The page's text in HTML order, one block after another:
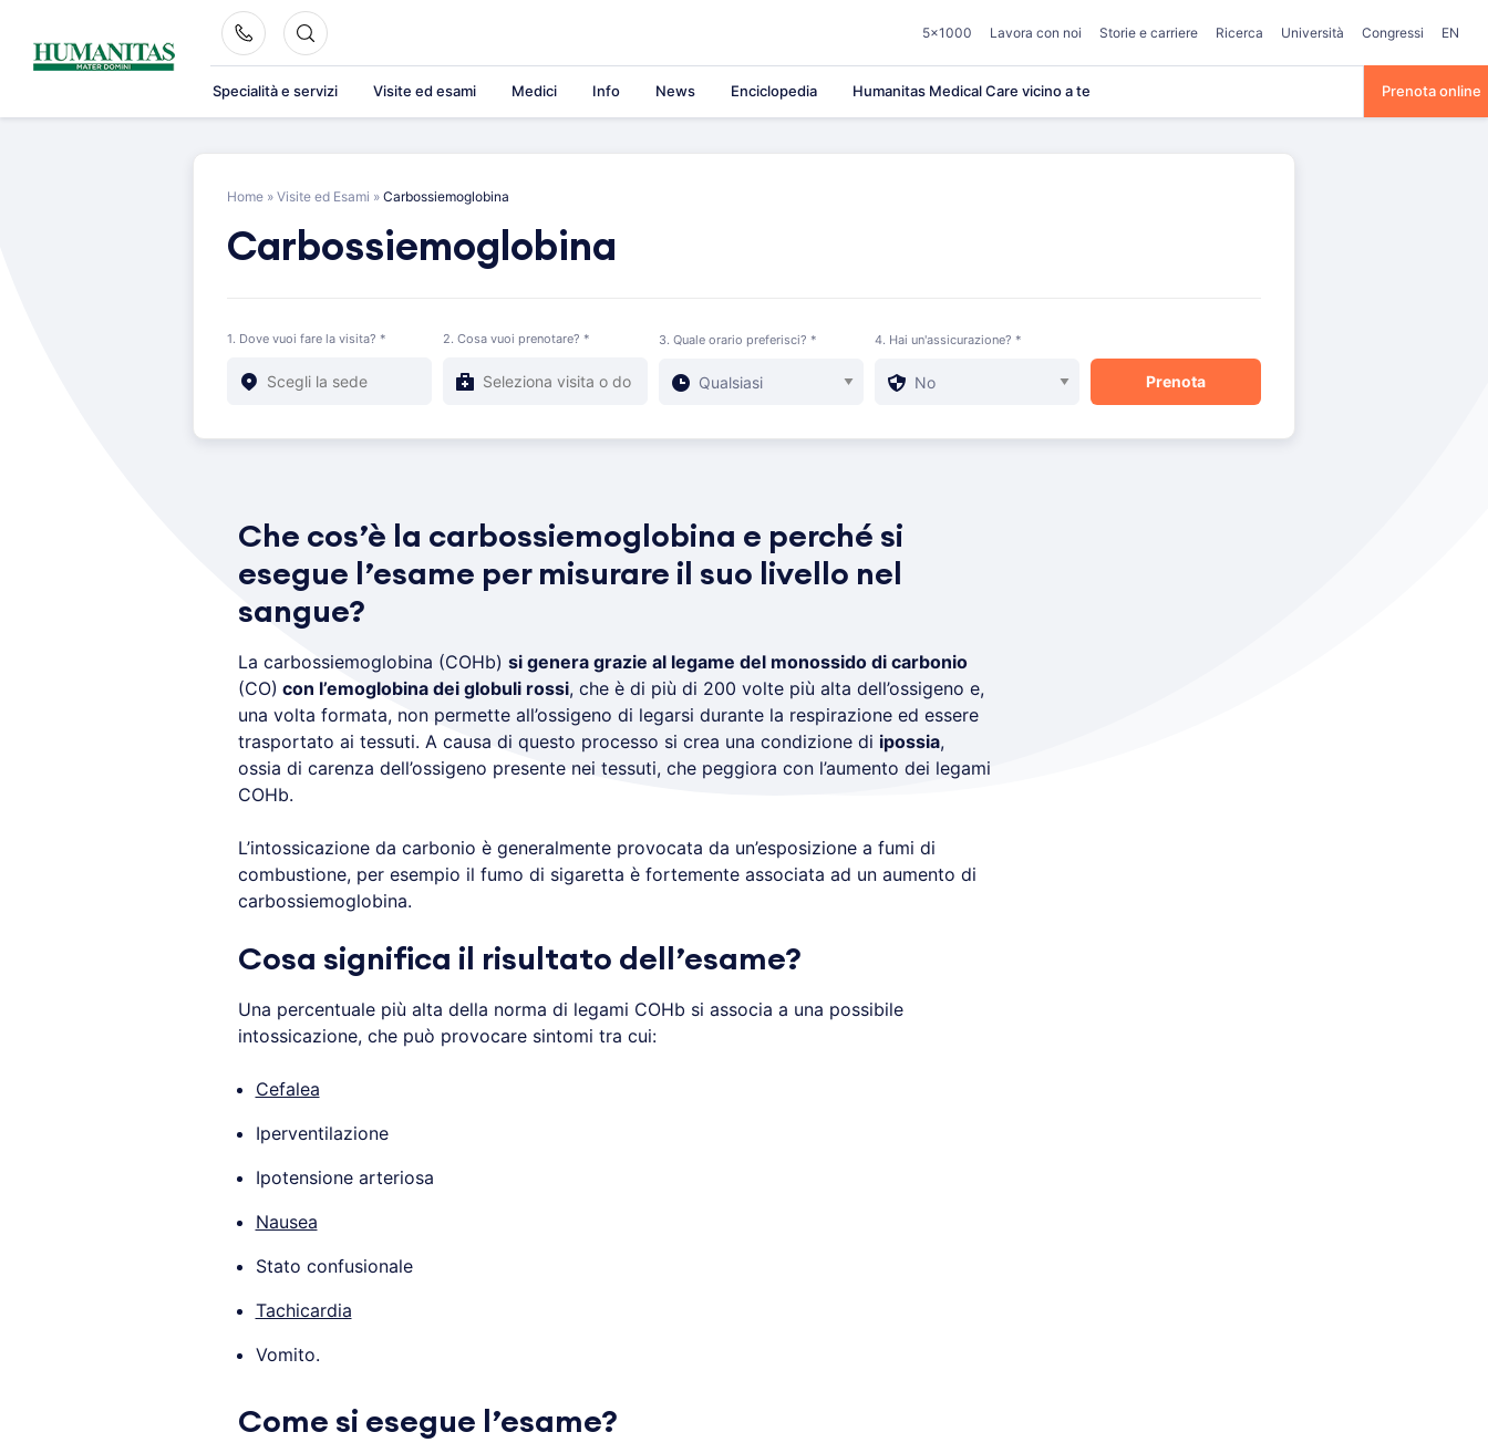
content
5×1000 Lavora con noi Storie e carriere Ricerca Università Congressi EN
Specialità e servizi Visite ed esami Medici Info News Enciclopedia Humanitas Medical Care vicino a te Prenota online
Home » Visite ed Esami » Carbossiemoglobina
Carbossiemoglobina
1. Dove vuoi fare la visita? * 2. Cosa vuoi prenotare? * 3. Quale orario preferisci? * 4. Hai un'assicurazione? *
Che cos’è la carbossiemoglobina e perché si
esegue l’esame per misurare il suo livello nel
sangue?
La carbossiemoglobina (COHb) si genera grazie al legame del monossido di carbonio
(CO) con l’emoglobina dei globuli rossi, che è di più di 200 volte più alta dell’ossigeno e,
una volta formata, non permette all’ossigeno di legarsi durante la respirazione ed essere
trasportato ai tessuti. A causa di questo processo si crea una condizione di ipossia,
ossia di carenza dell’ossigeno presente nei tessuti, che peggiora con l’aumento dei legami
COHb.
L’intossicazione da carbonio è generalmente provocata da un’esposizione a fumi di
combustione, per esempio il fumo di sigaretta è fortemente associata ad un aumento di
carbossiemoglobina.
Cosa significa il risultato dell’esame?
Una percentuale più alta della norma di legami COHb si associa a una possibile
intossicazione, che può provocare sintomi tra cui:
Cefalea
Iperventilazione
Ipotensione arteriosa
Nausea
Stato confusionale
Tachicardia
Vomito.
Come si esegue l’esame?